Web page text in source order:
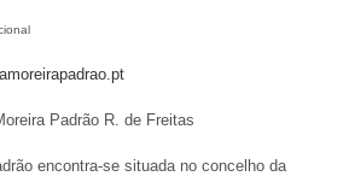
Padrão R. de Freitas
encontra-se situada no concelho da